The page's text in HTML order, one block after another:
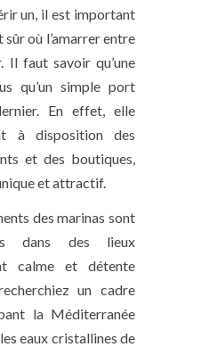
un, il est important
où l’amarrer entre
Il faut savoir qu’une
qu’un simple port
En effet, elle
à disposition des
et des boutiques,
et attractif.
des marinas sont
dans des lieux
calme et détente
un cadre
la Méditerranée
eaux cristallines de